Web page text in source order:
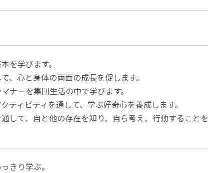
を学びます。
、心と身体の両面の成長を促します。
ナーを集団生活の中で学びます。
ティビティを通して、学ぶ好奇心を養成します。
して、自と他の存在を知り、自ら考え、行動することを
きり学ぶ。